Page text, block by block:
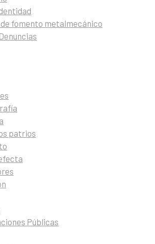
fomento metalmecánico
patrios
Públicas